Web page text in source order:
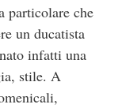
particolare che
un ducatista
infatti una
stile. A